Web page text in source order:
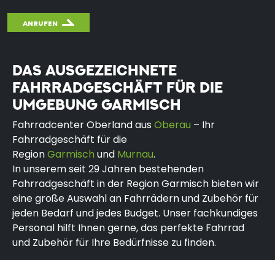
ANRUFEN
DAS AUSGEZEICHNETE
FAHRRADGESCHÄFT FÜR DIE
UMGEBUNG GARMISCH
Fahrradcenter Oberland aus Oberau – Ihr
Fahrradgeschäft für die
RegionGarmisch und Murnau.
In unserem seit 29 Jahren bestehenden
Fahrradgeschäft in der Region Garmisch bieten wir
eine große Auswahl an Fahrrädern und Zubehör für
jeden Bedarf und jedes Budget. Unser fachkundiges
Personal hilft Ihnen gerne, das perfekte Fahrrad
und Zubehör für Ihre Bedürfnisse zu finden.